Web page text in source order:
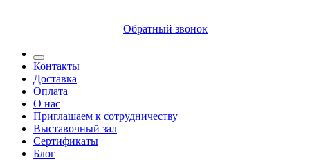
Обратный звонок
Контакты
Доставка
Оплата
О нас
Приглашаем к сотрудничеству
Выставочный зал
Сертификаты
Блог